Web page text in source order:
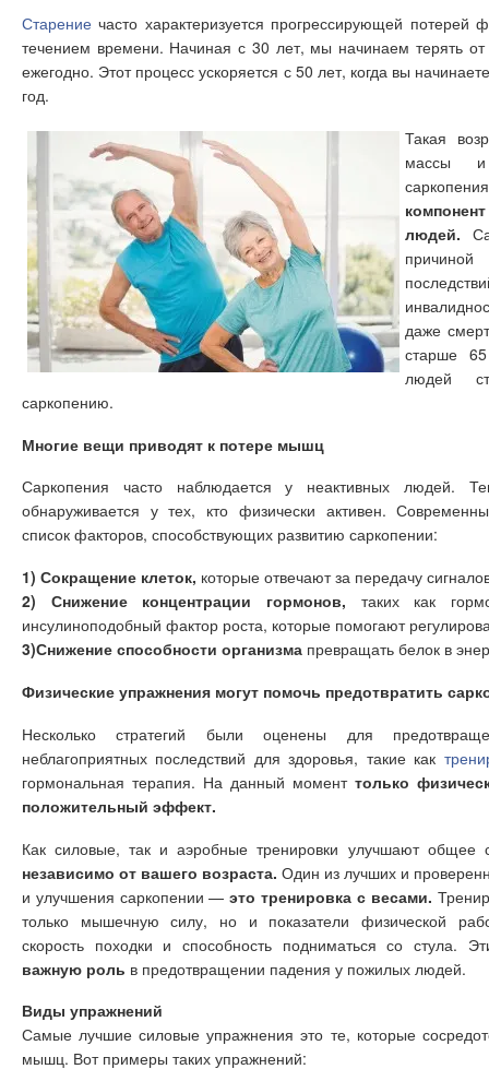
Старение часто характеризуется прогрессирующей потерей
течением времени. Начиная с 30 лет, мы начинаем терять
ежегодно. Этот процесс ускоряется с 50 лет, когда вы
год.
Такая
массы
людей.
даже
старше
людей
саркопению.
Многие вещи приводят к потере мышц
Саркопения часто наблюдается у неактивных людей.
обнаруживается у тех, кто физически активен.
список факторов, способствующих развитию саркопении:
1) Сокращение клеток, которые отвечают за передачу
2) Снижение концентрации гормонов, таких как
инсулиноподобный фактор роста, которые помогают
3)Снижение способности организма превращать белок в
Физические упражнения могут помочь предотвратить
Несколько стратегий были оценены для
неблагоприятных последствий для здоровья, такие как
гормональная терапия. На данный момент только
положительный эффект.
Как силовые, так и аэробные тренировки улучшают общее
независимо от вашего возраста. Один из лучших и
и улучшения саркопении —это тренировка с весами.
только мышечную силу, но и показатели физической
скорость походки и способность подниматься со стула.
важную роль в предотвращении падения у пожилых людей.
Виды упражнений
Самые лучшие силовые упражнения это те, которые
мышц. Вот примеры таких упражнений: